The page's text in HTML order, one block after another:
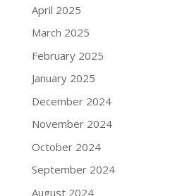
April 2025
March 2025
February 2025
January 2025
December 2024
November 2024
October 2024
September 2024
August 2024